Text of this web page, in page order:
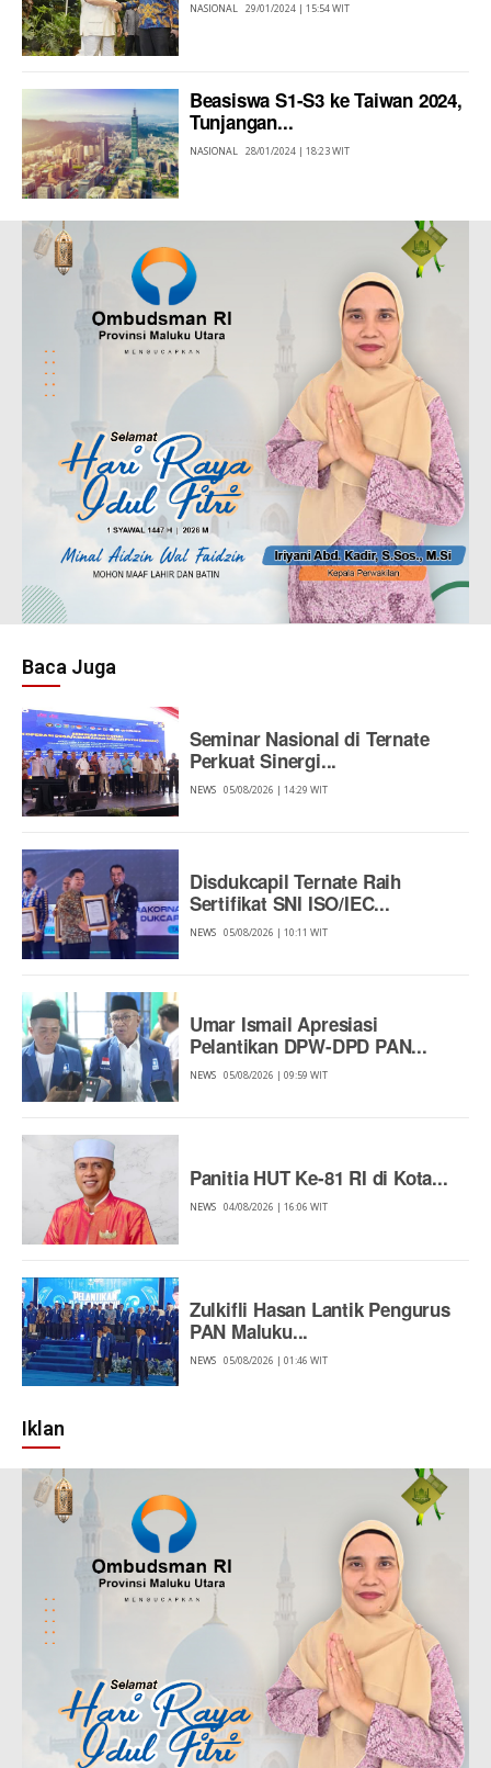
NASIONAL 29/01/2024 | 15:54 WIT
Beasiswa S1-S3 ke Taiwan 2024,
Tunjangan...
NASIONAL 28/01/2024 | 18:23 WIT
Baca Juga
Seminar Nasional di Ternate
Perkuat Sinergi...
NEWS 05/08/2026 | 14:29 WIT
Disdukcapil Ternate Raih
Sertifikat SNI ISO/IEC...
NEWS 05/08/2026 | 10:11 WIT
Umar Ismail Apresiasi
Pelantikan DPW-DPD PAN...
NEWS 05/08/2026 | 09:59 WIT
Panitia HUT Ke-81 RI di Kota...
NEWS 04/08/2026 | 16:06 WIT
Zulkifli Hasan Lantik Pengurus
PAN Maluku...
NEWS 05/08/2026 | 01:46 WIT
Iklan